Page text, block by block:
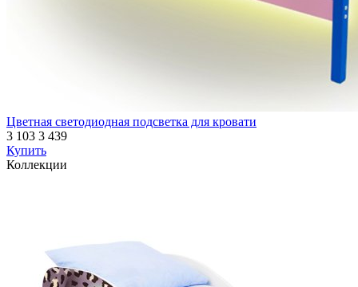
Цветная светодиодная подсветка для кровати
3 103 3 439
Купить
Коллекции